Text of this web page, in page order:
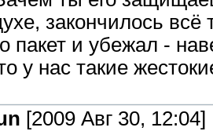
закончилось всё
пакет и убежал -
у нас такие
[2009 Авг 30, 12:04]